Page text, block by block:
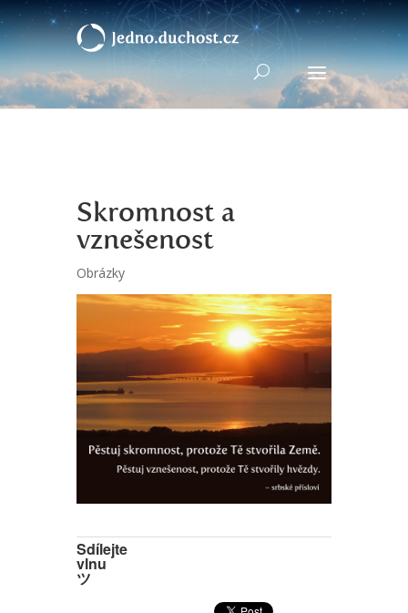
Skromnost a
vznešenost
Obrázky
Sdílejte
vlnu
ツ